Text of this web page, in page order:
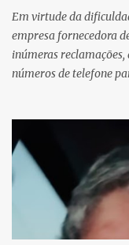
Em virtude da
empresa fornecedora
inúmeras
números de telefone